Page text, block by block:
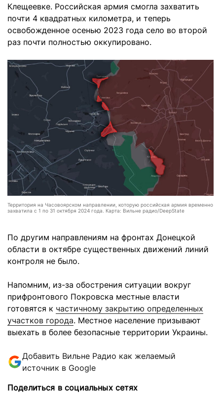
Клещеевке. Российская армия смогла захватить
почти 4 квадратных километра, и теперь
освобожденное осенью 2023 года село во второй
раз почти полностью оккупировано.
Территория на Часовоярском направлении, которую российская армия временно
захватила с 1 по 31 октября 2024 года. Карта: Вильне радио/DeepState
По другим направлениям на фронтах Донецкой
области в октябре существенных движений линий
контроля не было.
Напомним, из-за обострения ситуации вокруг
прифронтового Покровска местные власти
готовятся к частичному закрытию определенных
участков города. Местное население призывают
выехать в более безопасные территории Украины.
Добавить Вильне Радио как желаемый
источник в Google
Поделиться в социальных сетях